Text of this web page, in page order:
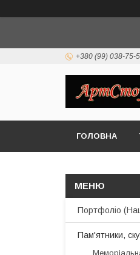
+380 (99) 038-75-
ГОЛОВНА
Портфоліо
Пам'ятники,